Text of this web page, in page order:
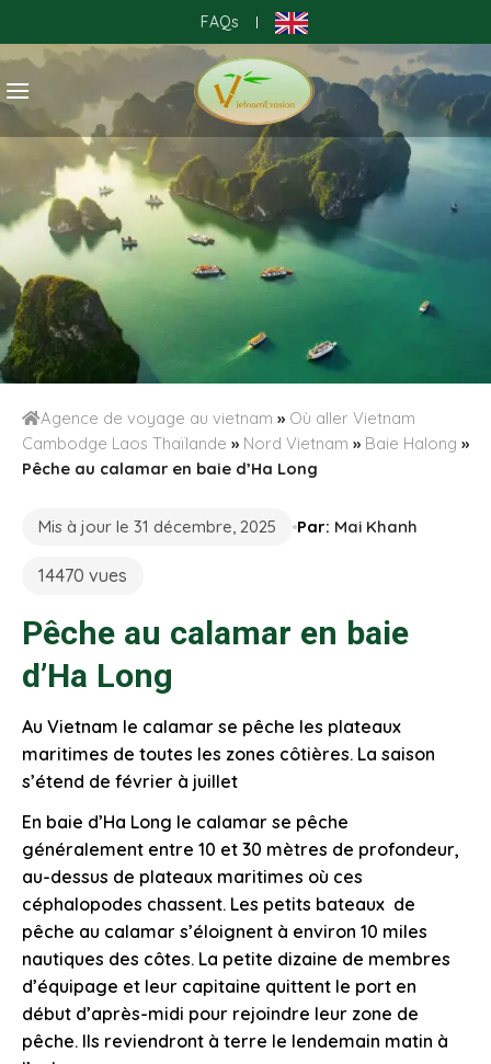
to
content
FAQs |
Agence de voyage au vietnam » Où aller Vietnam
Cambodge Laos Thaïlande » Nord Vietnam » Baie Halong »
Pêche au calamar en baie d’Ha Long
Mis à jour le 31 décembre, 2025 Par: Mai Khanh
14470 vues
Pêche au calamar en baie
d’Ha Long
Au Vietnam le calamar se pêche les plateaux
maritimes de toutes les zones côtières. La saison
s’étend de février à juillet
En baie d’Ha Long le calamar se pêche
généralement entre 10 et 30 mètres de profondeur,
au-dessus de plateaux maritimes où ces
céphalopodes chassent. Les petits bateaux de
pêche au calamar s’éloignent à environ 10 miles
nautiques des côtes. La petite dizaine de membres
d’équipage et leur capitaine quittent le port en
début d’après-midi pour rejoindre leur zone de
pêche. Ils reviendront à terre le lendemain matin à